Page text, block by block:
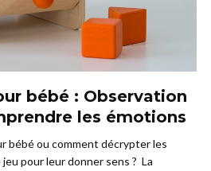
bébé : Observation
les émotions
bébé ou comment décrypter les
pour leur donner sens ? La